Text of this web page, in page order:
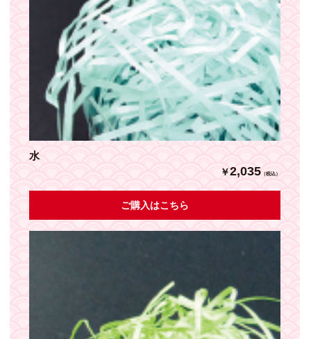
水
￥2,035 （税込）
ご購入はこちら